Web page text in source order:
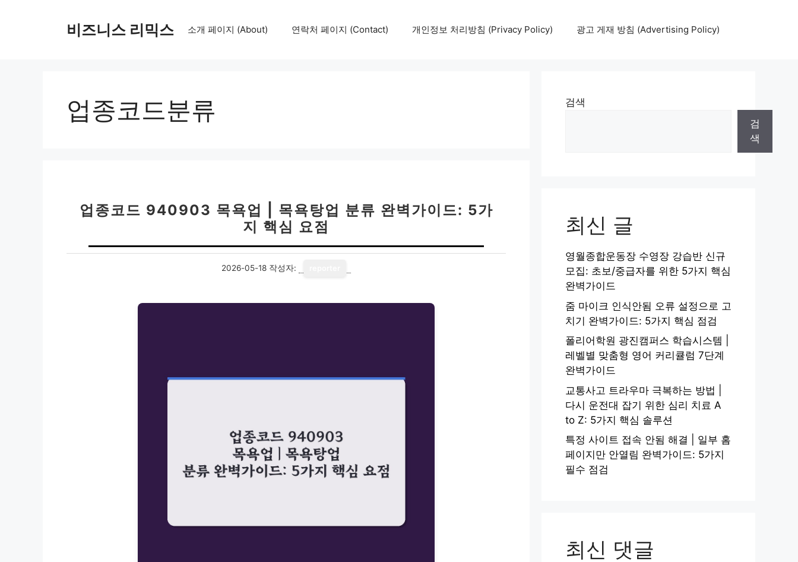
비즈니스 리믹스 소개 페이지 (About) 연락처 페이지 (Contact) 개인정보 처리방침 (Privacy Policy) 광고 게재 방침 (Advertising Policy)
업종코드분류
업종코드 940903 목욕업 | 목욕탕업 분류 완벽가이드: 5가
지 핵심 요점
2026-05-18 작성자:
검색
검
색
최신 글
영월종합운동장 수영장 강습반 신규
모집: 초보/중급자를 위한 5가지 핵심
완벽가이드
줌 마이크 인식안됨 오류 설정으로 고
치기 완벽가이드: 5가지 핵심 점검
폴리어학원 광진캠퍼스 학습시스템 |
레벨별 맞춤형 영어 커리큘럼 7단계
완벽가이드
교통사고 트라우마 극복하는 방법 |
다시 운전대 잡기 위한 심리 치료 A
to Z: 5가지 핵심 솔루션
특정 사이트 접속 안됨 해결 | 일부 홈
페이지만 안열림 완벽가이드: 5가지
필수 점검
최신 댓글